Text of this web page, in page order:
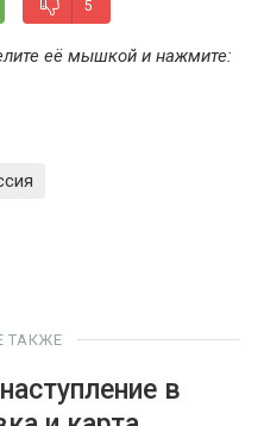
5
её мышкой и нажмите:
ТАКЖЕ
в